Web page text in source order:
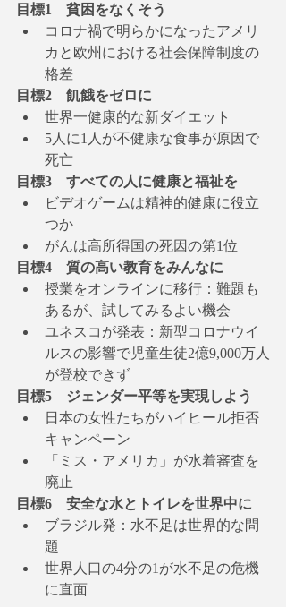
目標1　貧困をなくそう
コロナ禍で明らかになったアメリ
カと欧州における社会保障制度の
格差
目標2　飢餓をゼロに
世界一健康的な新ダイエット
5人に1人が不健康な食事が原因で
死亡
目標3　すべての人に健康と福祉を
ビデオゲームは精神的健康に役立
つか
がんは高所得国の死因の第1位
目標4　質の高い教育をみんなに
授業をオンラインに移行：難題も
あるが、試してみるよい機会
ユネスコが発表：新型コロナウイ
ルスの影響で児童生徒2億9,000万人
が登校できず
目標5　ジェンダー平等を実現しよう
日本の女性たちがハイヒール拒否
キャンペーン
「ミス・アメリカ」が水着審査を
廃止
目標6　安全な水とトイレを世界中に
ブラジル発：水不足は世界的な問
題
世界人口の4分の1が水不足の危機
に直面